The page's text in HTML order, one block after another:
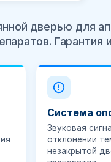
дверью для
Гарантия и
Система
Звуковая
отклонении
незакрытой